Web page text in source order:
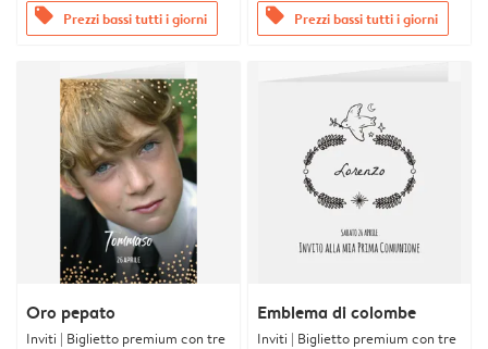
offers Prezzi bassi tutti i giorni offers Prezzi bassi tutti i giorni
Oro pepato
Inviti | Biglietto premium con tre
Emblema di colombe
Inviti | Biglietto premium con tre